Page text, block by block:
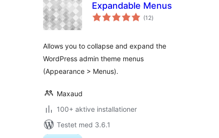
Expandable Menus
(12totale
bedømmelser
)
Allows you to collapse and expand the
WordPress admin theme menus
(Appearance > Menus).
Maxaud
100+ aktive installationer
Testet med 3.6.1